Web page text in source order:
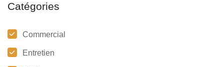
Catégories
Commercial
Entretien